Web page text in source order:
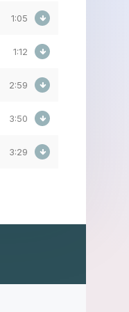
1:05
1:12
2:59
3:50
3:29